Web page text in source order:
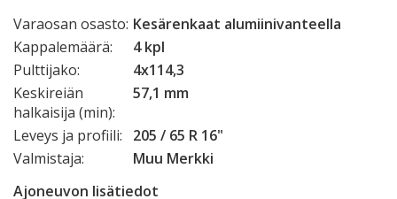
Varaosan osasto: Kesärenkaat alumiinivanteella
Kappalemäärä:
4 kpl
Pulttijako:
4x114,3
Keskireiän
halkaisija (min):
57,1 mm
Leveys ja profiili:
205 / 65 R 16"
Valmistaja:
Muu Merkki
Ajoneuvon lisätiedot